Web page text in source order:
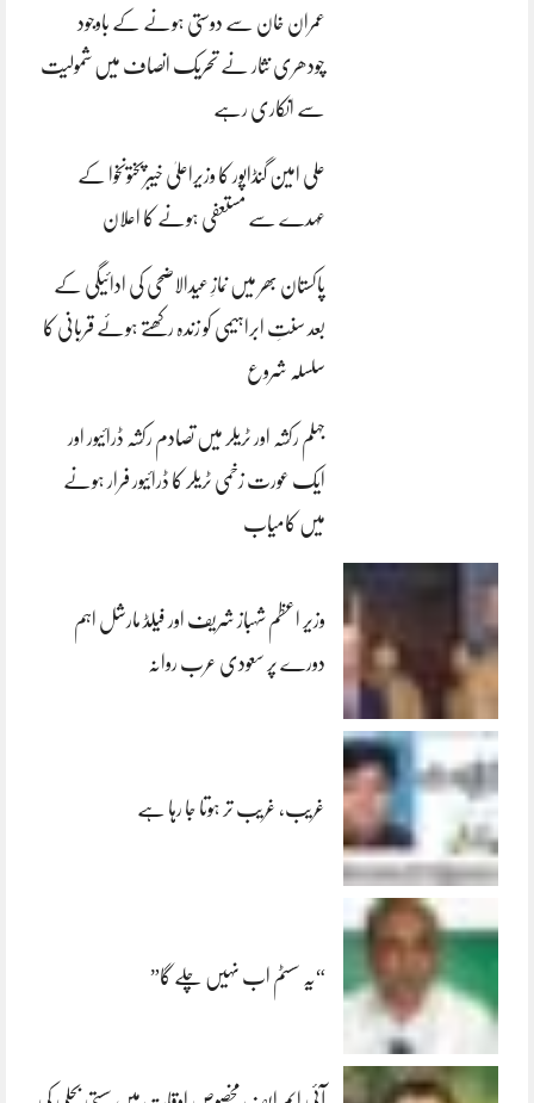
عمران خان سے دوستی ہونے کے باوجود
چودھری نثار نے تحریک انصاف میں شمولیت
سے انکاری رہے
علی امین گنڈاپور کا وزیراعلیٰ خیبرپختونخوا کے
عہدے سے مستعفی ہونے کا اعلان
پاکستان بھر میں نمازِ عیدالاضحی کی ادائیگی کے
بعد سنتِ ابراہیمی کو زندہ رکھتے ہوئے قربانی کا
سلسلہ شروع
جہلم رکشہ اور ٹریلر میں تصادم رکشہ ڈرائیور اور
ایک عورت زخمی ٹریلر کا ڈرائیور فرار ہونے
میں کامیاب
وزیر اعظم شہباز شریف اور فیلڈ مارشل اہم
دورے پر سعودی عرب روانہ
غریب، غریب تر ہوتا جا رہا ہے
“یہ سسٹم اب نہیں چلے گا”